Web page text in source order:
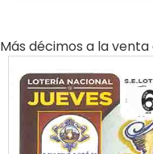
Más décimos a la venta